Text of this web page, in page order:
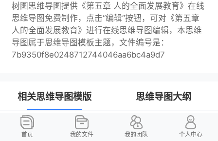
树图思维导图提供《第五章 人的全面发展教育》在线
思维导图免费制作，点击“编辑”按钮，可对《第五章
人的全面发展教育》进行在线思维导图编辑，本思维
导图属于思维导图模板主题，文件编号是：
7b9350f8e0248712744046aa6bc4a9d7
思维导图大纲
相关思维导图模版
第五章思维导图
首页 我的文件 我的团队 个人中心